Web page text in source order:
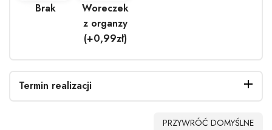
Brak
Woreczek
z organzy
(+0,99zł)
Termin realizacji
PRZYWRÓĆ DOMYŚLNE